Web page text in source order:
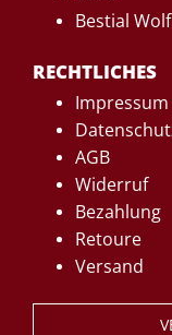
Bestial Wolf
RECHTLICHES
Impressum
AGB
Widerruf
Bezahlung
Retoure
Versand